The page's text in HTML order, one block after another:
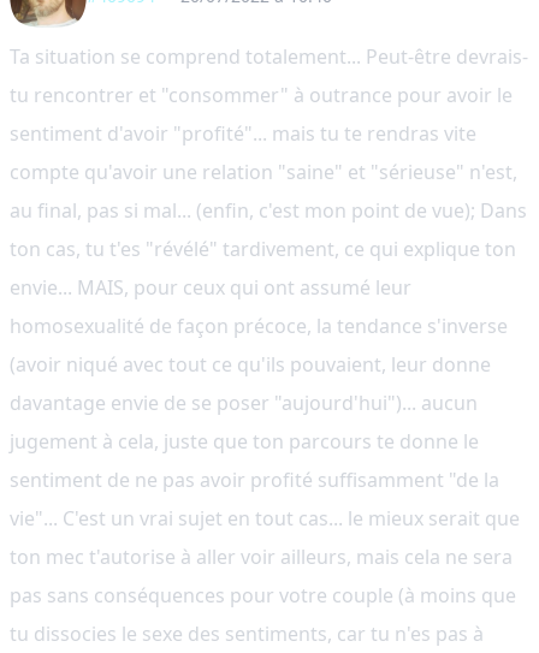
Ta situation se comprend totalement... Peut-être devrais-
tu rencontrer et "consommer" à outrance pour avoir le
sentiment d'avoir "profité"... mais tu te rendras vite
compte qu'avoir une relation "saine" et "sérieuse" n'est,
au final, pas si mal... (enfin, c'est mon point de vue); Dans
ton cas, tu t'es "révélé" tardivement, ce qui explique ton
envie... MAIS, pour ceux qui ont assumé leur
homosexualité de façon précoce, la tendance s'inverse
(avoir niqué avec tout ce qu'ils pouvaient, leur donne
davantage envie de se poser "aujourd'hui")... aucun
jugement à cela, juste que ton parcours te donne le
sentiment de ne pas avoir profité suffisamment "de la
vie"... C'est un vrai sujet en tout cas... le mieux serait que
ton mec t'autorise à aller voir ailleurs, mais cela ne sera
pas sans conséquences pour votre couple (à moins que
tu dissocies le sexe des sentiments, car tu n'es pas à